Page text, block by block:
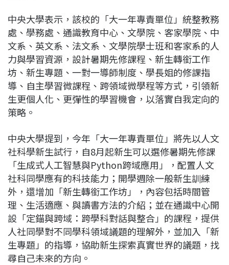
中央大學表示，該校的「大一年專責單位」統整教務
處、學務處、通識教育中心、文學院、客家學院、中
文系、英文系、法文系、文學院學士班和客家系的人
力與學習資源，設計暑期先修課程、新生轉銜工作
坊、新生專題、一對一導師制度、學長姐的修課指
導、自主學習微課程、跨領域微學程等方式，引領新
生更個人化、更彈性的學習機會，以落實自我定向的
策略。
中央大學提到，今年「大一年專責單位」將先以人文
社科學新生試行，自8月起新生可以選修暑期先修課
「生成式人工智慧與Python跨域應用」，配置人文
社科同學應有的科技能力；開學週除一般新生訓練
外，還增加「新生轉銜工作坊」，內容包括時間管
理、生活適應、與讀書方法的介紹；並在通識中心開
設「定錨與跨域：跨學科對話與整合」的課程，提供
人社同學對不同學科領域議題的理解外，並加入「新
生專題」的指導，協助新生探索真實世界的議題，找
尋自己未來的方向。